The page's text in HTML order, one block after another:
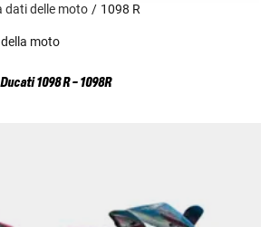
dati delle moto 1098 R
moto
Ducati1098 R - 1098R